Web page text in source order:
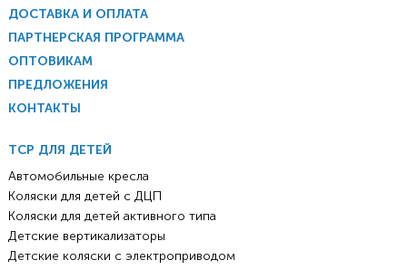
ДОСТАВКА И ОПЛАТА
ПАРТНЕРСКАЯ ПРОГРАММА
ОПТОВИКАМ
ПРЕДЛОЖЕНИЯ
КОНТАКТЫ
ТСР ДЛЯ ДЕТЕЙ
Автомобильные кресла
Коляски для детей с ДЦП
Коляски для детей активного типа
Детские вертикализаторы
Детские коляски с электроприводом